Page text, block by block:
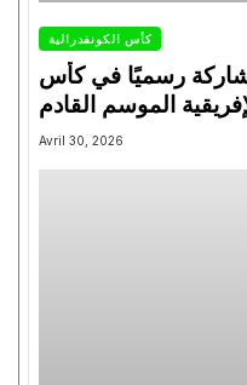
كأس الكونفدرالية
رسميًا في كأس
Avril 30, 2026